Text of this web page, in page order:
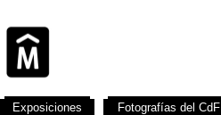
Exposiciones Fotografías del CdF